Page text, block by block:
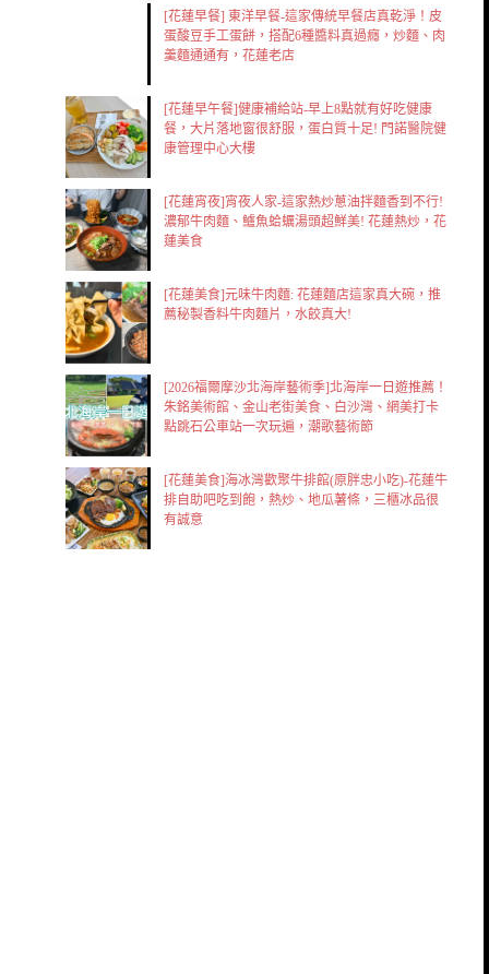
[花蓮早餐] 東洋早餐-這家傳統早餐店真乾淨！皮
蛋酸豆手工蛋餅，搭配6種醬料真過癮，炒麵、肉
羹麵通通有，花蓮老店
[花蓮早午餐]健康補給站-早上8點就有好吃健康
餐，大片落地窗很舒服，蛋白質十足! 門諾醫院健
康管理中心大樓
[花蓮宵夜]宵夜人家-這家熱炒蔥油拌麵香到不行!
濃郁牛肉麵、鱸魚蛤蠣湯頭超鮮美! 花蓮熱炒，花
蓮美食
[花蓮美食]元味牛肉麵: 花蓮麵店這家真大碗，推
薦秘製香料牛肉麵片，水餃真大!
[2026福爾摩沙北海岸藝術季]北海岸一日遊推薦！
朱銘美術館、金山老街美食、白沙灣、網美打卡
點跳石公車站一次玩遍，潮歌藝術節
[花蓮美食]海冰灣歡聚牛排館(原胖忠小吃)-花蓮牛
排自助吧吃到飽，熱炒、地瓜薯條，三櫃冰品很
有誠意